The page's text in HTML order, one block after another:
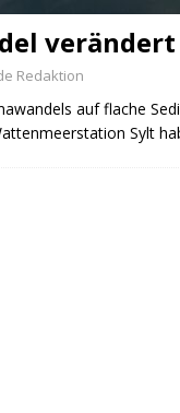
Redaktion
auf flache
Sylt